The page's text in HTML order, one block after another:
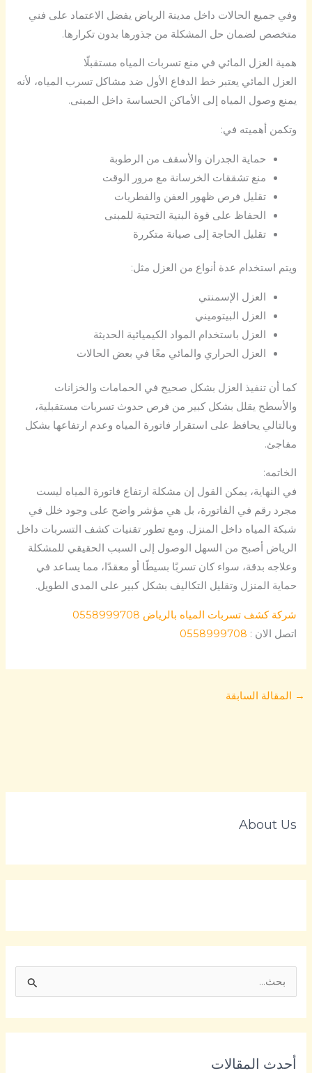
وفي جميع الحالات داخل مدينة الرياض يفضل الاعتماد على فني
متخصص لضمان حل المشكلة من جذورها بدون تكرارها.
همية العزل المائي في منع تسربات المياه مستقبلًا
العزل المائي يعتبر خط الدفاع الأول ضد مشاكل تسرب المياه، لأنه
يمنع وصول المياه إلى الأماكن الحساسة داخل المبنى.
وتكمن أهميته في:
حماية الجدران والأسقف من الرطوبة
منع تشققات الخرسانة مع مرور الوقت
تقليل فرص ظهور العفن والفطريات
الحفاظ على قوة البنية التحتية للمبنى
تقليل الحاجة إلى صيانة متكررة
ويتم استخدام عدة أنواع من العزل مثل:
العزل الإسمنتي
العزل البيتوميني
العزل باستخدام المواد الكيميائية الحديثة
العزل الحراري والمائي معًا في بعض الحالات
كما أن تنفيذ العزل بشكل صحيح في الحمامات والخزانات
والأسطح يقلل بشكل كبير من فرص حدوث تسربات مستقبلية،
وبالتالي يحافظ على استقرار فاتورة المياه وعدم ارتفاعها بشكل
مفاجئ.
الخاتمه:
في النهاية، يمكن القول إن مشكلة ارتفاع فاتورة المياه ليست
مجرد رقم في الفاتورة، بل هي مؤشر واضح على وجود خلل في
شبكة المياه داخل المنزل. ومع تطور تقنيات كشف التسربات داخل
الرياض أصبح من السهل الوصول إلى السبب الحقيقي للمشكلة
وعلاجه بدقة، سواء كان تسربًا بسيطًا أو معقدًا، مما يساعد في
حماية المنزل وتقليل التكاليف بشكل كبير على المدى الطويل.
شركة كشف تسربات المياه بالرياض 0558999708
اتصل الان : 0558999708
→ المقالة السابقة
About Us
ث
أحدث المقالات